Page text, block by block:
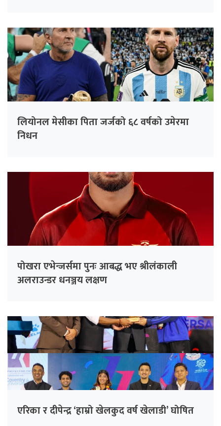
लियोनल मेसीका पिता जर्जको ६८ वर्षको उमेरमा
निधन
पोखरा एभेन्जर्समा पुनः आबद्ध भए श्रीलंकाली
अलराउन्डर धनञ्जय लक्षण
एरिका र दीपेन्द्र ‘हाम्रो खेलकुद वर्ष खेलाडी’ घोषित